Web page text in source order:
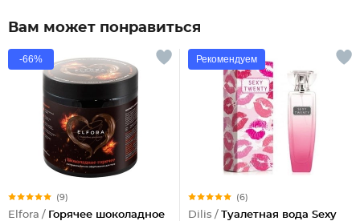
Вам может понравиться
-66%
(9)
Elfora / Горячее шоколадное
Рекомендуем
(6)
Dilis / Туалетная вода Sexy